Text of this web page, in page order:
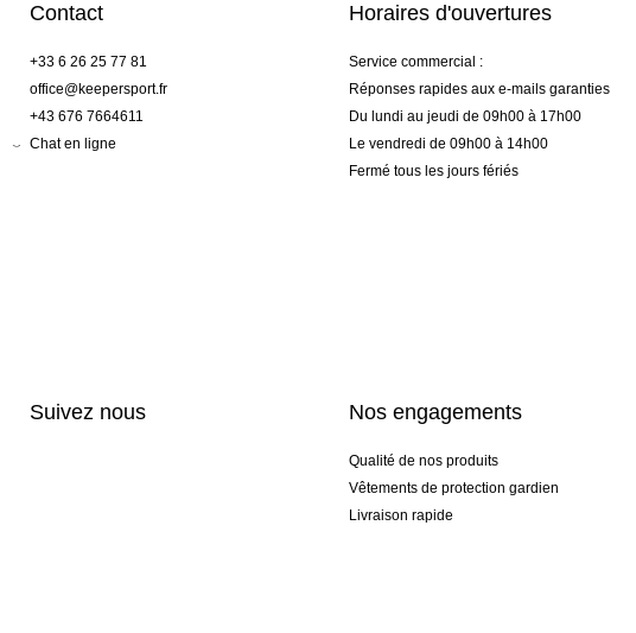
Contact
+33 6 26 25 77 81
office@keepersport.fr
+43 676 7664611
Chat en ligne
Horaires d'ouvertures
Service commercial :
Réponses rapides aux e-mails garanties
Du lundi au jeudi de 09h00 à 17h00
Le vendredi de 09h00 à 14h00
Fermé tous les jours fériés
Suivez nous Nos engagements
Qualité de nos produits
Vêtements de protection gardien
Livraison rapide